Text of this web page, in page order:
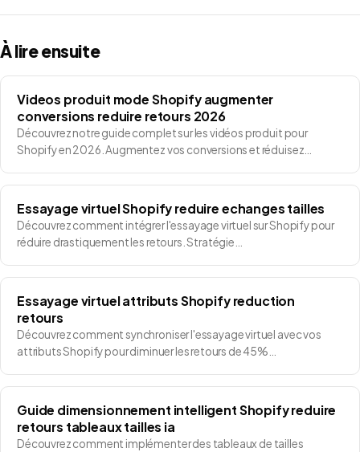
À lire ensuite
Videos produit mode Shopify augmenter
conversions reduire retours 2026
Découvrez notre guide complet sur les vidéos produit pour
Shopify en 2026. Augmentez vos conversions et réduisez…
Essayage virtuel Shopify reduire echanges tailles
Découvrez comment intégrer l'essayage virtuel sur Shopify pour
réduire drastiquement les retours. Stratégie…
Essayage virtuel attributs Shopify reduction
retours
Découvrez comment synchroniser l'essayage virtuel avec vos
attributs Shopify pour diminuer les retours de 45%…
Guide dimensionnement intelligent Shopify reduire
retours tableaux tailles ia
Découvrez comment implémenter des tableaux de tailles